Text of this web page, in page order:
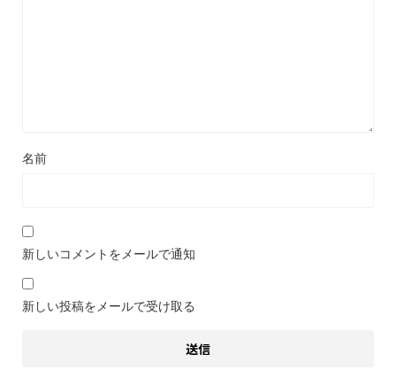
名前
新しいコメントをメールで通知
新しい投稿をメールで受け取る